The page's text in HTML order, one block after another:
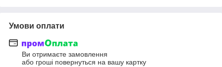
Умови оплати
Ви отримаєте замовлення
або гроші повернуться на вашу картку